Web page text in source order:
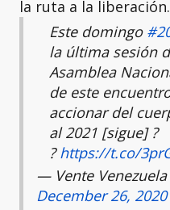
la ruta a la liberación.
Este domingo
la última sesión
Asamblea
de este
accionar del
al 2021 [sigue] ?
?https://t.co/
— Vente Venezuela
December 26, 2020